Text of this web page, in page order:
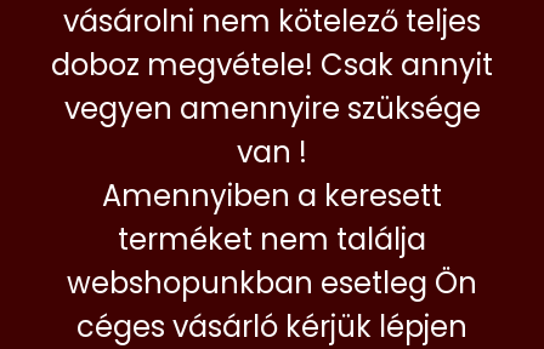
vásárolni nem kötelező teljes
doboz megvétele! Csak annyit
vegyen amennyire szüksége
van !
Amennyiben a keresett
terméket nem találja
webshopunkban esetleg Ön
céges vásárló kérjük lépjen